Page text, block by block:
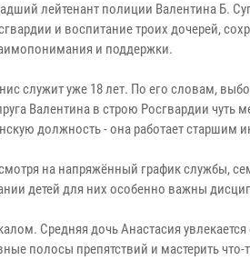
лейтенант полиции Валентина Б.
и воспитание троих дочерей,
и поддержки.
служит уже 18 лет. По его словам,
Валентина в строю Росгвардии чуть
должность - она работает старшим
на напряжённый график службы,
детей для них особенно важны
Средняя дочь Анастасия
полосы препятствий и мастерить